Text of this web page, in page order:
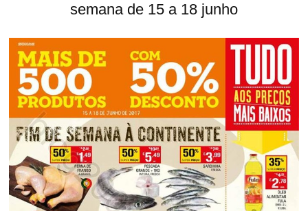
semana de 15 a 18 junho